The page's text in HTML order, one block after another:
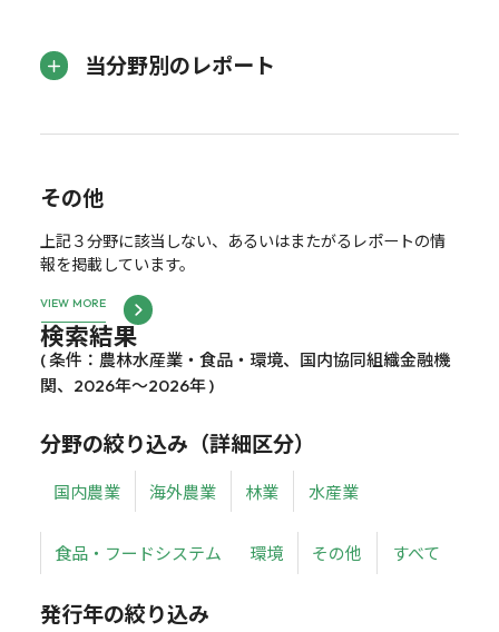
当分野別のレポート
その他
上記３分野に該当しない、あるいはまたがるレポートの情
報を掲載しています。
VIEW MORE
検索結果
( 条件：農林水産業・食品・環境、国内協同組織金融機
関、2026年～2026年 )
分野の絞り込み（詳細区分）
国内農業 海外農業 林業 水産業
食品・フードシステム 環境 その他 すべて
発行年の絞り込み